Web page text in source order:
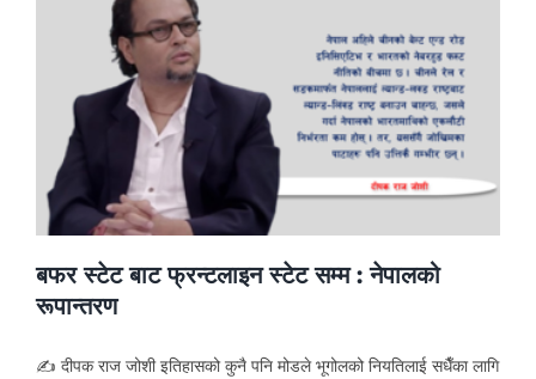
बफर स्टेट बाट फ्रन्टलाइन स्टेट सम्म : नेपालको
रूपान्तरण
✍ दीपक राज जोशी इतिहासको कुनै पनि मोडले भूगोलको नियतिलाई सधैँका लागि